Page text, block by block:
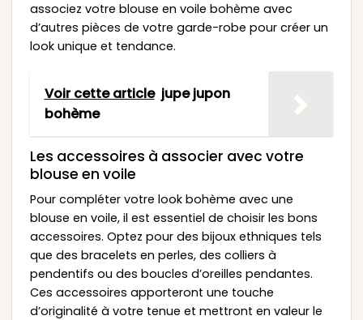
associez votre blouse en voile bohème avec
d’autres pièces de votre garde-robe pour créer un
look unique et tendance.
Voir cette article jupe jupon
bohème
Les accessoires à associer avec votre
blouse en voile
Pour compléter votre look bohème avec une
blouse en voile, il est essentiel de choisir les bons
accessoires. Optez pour des bijoux ethniques tels
que des bracelets en perles, des colliers à
pendentifs ou des boucles d’oreilles pendantes.
Ces accessoires apporteront une touche
d’originalité à votre tenue et mettront en valeur le